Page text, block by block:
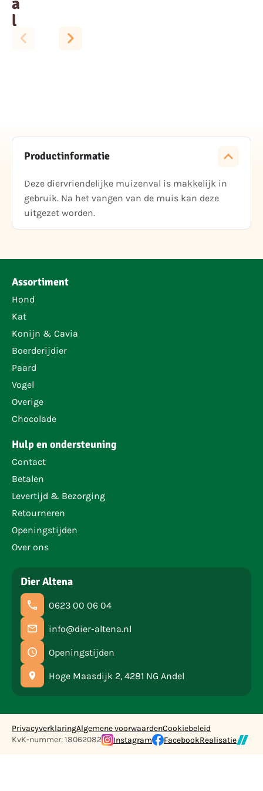
l
Productinformatie
Deze diervriendelijke muizenval is makkelijk in
gebruik. Na het vangen van de muis kan deze
uitgezet worden.
Assortiment
Hond
Kat
Konijn & Cavia
Boerderijdier
Paard
Vogel
Overige
Chocolade
Hulp en ondersteuning
Contact
Betalen
Levertijd & Bezorging
Retourneren
Openingstijden
Over ons
Dier Altena
0623 00 06 04
info@dier-altena.nl
Openingstijden
Hoge Maasdijk 2, 4281 NG Andel
PrivacyverklaringAlgemene voorwaardenCookiebeleid
KvK-nummer: 18062082
Instagram FacebookRealisatie